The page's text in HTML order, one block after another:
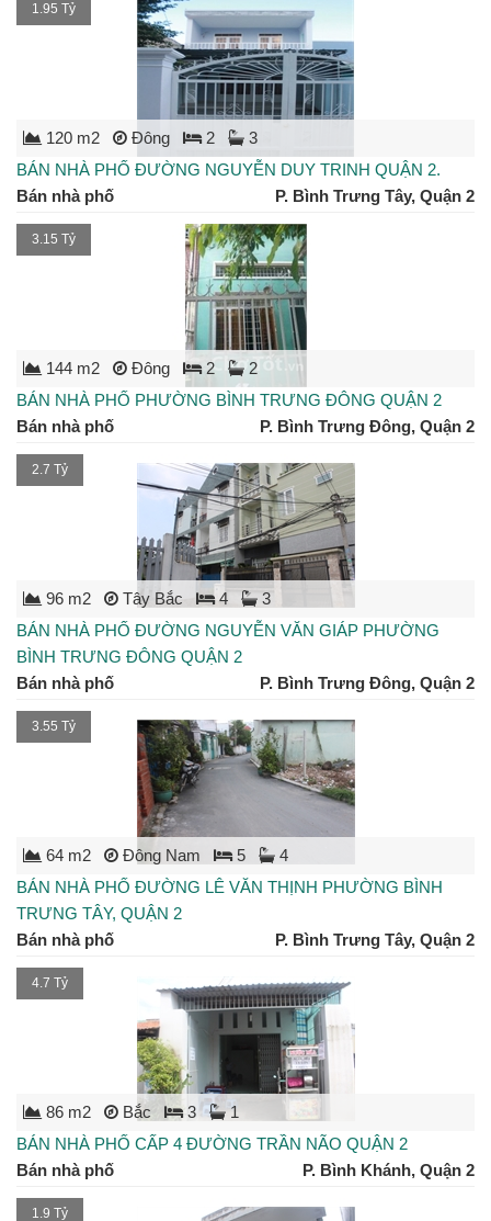
120 m2 Đông 2 3
1.95 Tỷ
BÁN NHÀ PHỐ ĐƯỜNG NGUYỄN DUY TRINH QUẬN 2.
Bán nhà phố
P. Bình Trưng Tây, Quận 2
144 m2 Đông 2 2
3.15 Tỷ
BÁN NHÀ PHỐ PHƯỜNG BÌNH TRƯNG ĐÔNG QUẬN 2
Bán nhà phố
P. Bình Trưng Đông, Quận 2
96 m2 Tây Bắc 4 3
2.7 Tỷ
BÁN NHÀ PHỐ ĐƯỜNG NGUYỄN VĂN GIÁP PHƯỜNG
BÌNH TRƯNG ĐÔNG QUẬN 2
Bán nhà phố
P. Bình Trưng Đông, Quận 2
64 m2 Đông Nam 5 4
3.55 Tỷ
BÁN NHÀ PHỐ ĐƯỜNG LÊ VĂN THỊNH PHƯỜNG BÌNH
TRƯNG TÂY, QUẬN 2
Bán nhà phố
P. Bình Trưng Tây, Quận 2
86 m2 Bắc 3 1
4.7 Tỷ
BÁN NHÀ PHỐ CẤP 4 ĐƯỜNG TRẦN NÃO QUẬN 2
Bán nhà phố
P. Bình Khánh, Quận 2
1.9 Tỷ